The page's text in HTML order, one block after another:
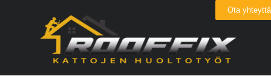
Ota yhteyttä